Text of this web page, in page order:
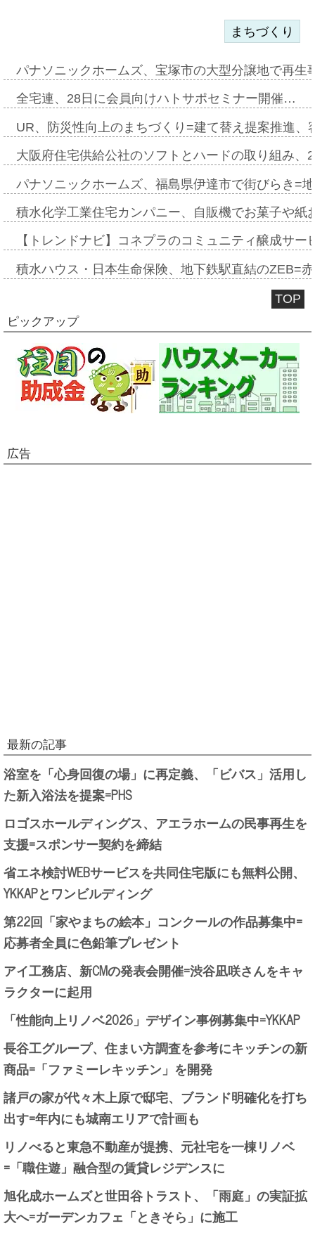
まちづくり
パナソニックホームズ、宝塚市の大型分譲地で再
全宅連、28日に会員向けハトサポセミナー開催…
UR、防災性向上のまちづくり=建て替え提案推進
大阪府住宅供給公社のソフトとハードの取り組み
パナソニックホームズ、福島県伊達市で街びらき=
積水化学工業住宅カンパニー、自販機でお菓子や
【トレンドナビ】コネプラのコミュニティ醸成サ
積水ハウス・日本生命保険、地下鉄駅直結のZEB=
TOP
ピックアップ
広告
最新の記事
浴室を「心身回復の場」に再定義、「ビバス」活用し
た新入浴法を提案=PHS
ロゴスホールディングス、アエラホームの民事再生を
支援=スポンサー契約を締結
省エネ検討WEBサービスを共同住宅版にも無料公開、
YKKAPとワンビルディング
第22回「家やまちの絵本」コンクールの作品募集中=
応募者全員に色鉛筆プレゼント
アイ工務店、新CMの発表会開催=渋谷凪咲さんをキャ
ラクターに起用
「性能向上リノベ2026」デザイン事例募集中=YKKAP
長谷工グループ、住まい方調査を参考にキッチンの新
商品=「ファミーレキッチン」を開発
諸戸の家が代々木上原で邸宅、ブランド明確化を打ち
出す=年内にも城南エリアで計画も
リノべると東急不動産が提携、元社宅を一棟リノベ
=「職住遊」融合型の賃貸レジデンスに
旭化成ホームズと世田谷トラスト、「雨庭」の実証拡
大へ=ガーデンカフェ「ときそら」に施工